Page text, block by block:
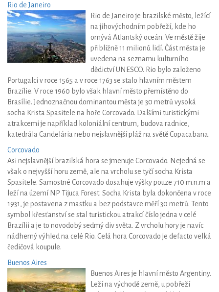
Rio de Janeiro
Rio de Janeiro je brazilské město, ležící
na jihovýchodním pobřeží, kde ho
omývá Atlantský oceán. Ve městě žije
přibližně 11 milionů lidí. Část města je
uvedena na seznamu kulturního
dědictví UNESCO. Rio bylo založeno
Portugalci v roce 1565 a v roce 1763 se stalo hlavním městem
Brazílie. V roce 1960 bylo však hlavní město přemístěno do
Brasílie. Jednoznačnou dominantou města je 30 metrů vysoká
socha Krista Spasitele na hoře Corcovado. Dalšími turistickými
atrakcemi je například koloniální centrum, budova radnice,
katedrála Candelária nebo nejslavnější pláž na světě Copacabana.
Corcovado
Asi nejslavnější brazilská hora se jmenuje Corcovado. Nejedná se
však o nejvyšší horu země, ale na vrcholu se tyčí socha Krista
Spasitele. Samostné Corcovado dosahuje výšky pouze 710 m.n.m a
leží na území NP Tijuca Forest. Socha Krista byla dokončena v roce
1931, je postavena z mastku a bez podstavce měří 30 metrů. Tento
symbol křesťanství se stal turistickou atrakcí číslo jedna v celé
Brazílii a je to novodobý sedmý div světa. Z vrcholu hory je navíc
nádherný výhled na celé Rio. Celá hora Corcovado je defacto velká
čedičová koupule.
Buenos Aires
Buenos Aires je hlavní město Argentiny.
Leží na východě země, u pobřeží